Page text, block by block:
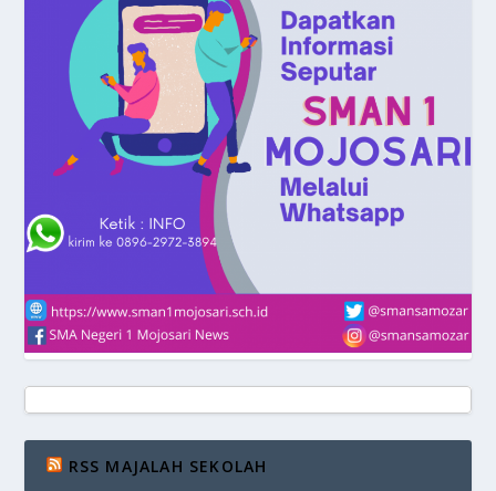
RSS MAJALAH SEKOLAH